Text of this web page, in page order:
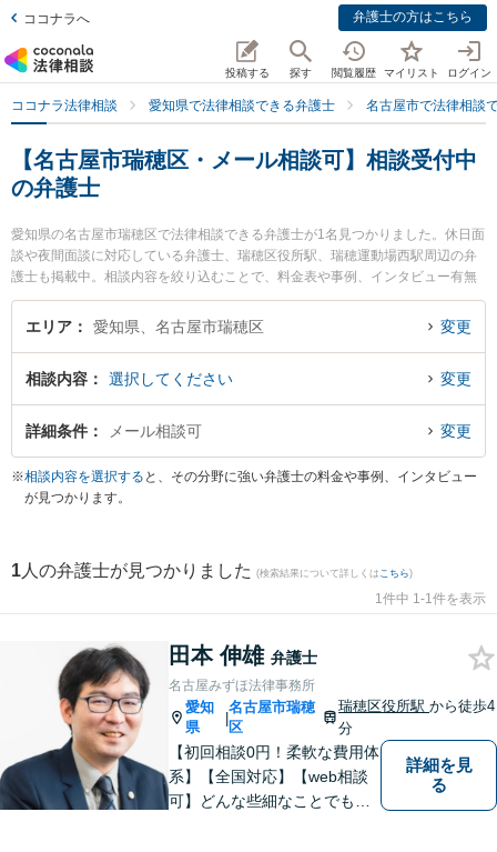
ココナラへ 弁護士の方はこちら
投稿する 探す 閲覧履歴 マイリスト ログイン
ココナラ法律相談 愛知県で法律相談できる弁護士 名古屋市で法律相談
【名古屋市瑞穂区・メール相談可】相談受付中
の弁護士
愛知県の名古屋市瑞穂区で法律相談できる弁護士が1名見つかりました。休日面
談や夜間面談に対応している弁護士、瑞穂区役所駅、瑞穂運動場西駅周辺の弁
護士も掲載中。相談内容を絞り込むことで、料金表や事例、インタビュー有無
が表示できます。特に名古屋みずほ法律事務所の田本 伸雄弁護士のプロフィー
ル情報や弁護士費用、強みなどが注目されています。離婚や相続、交通事故か
に発生した不倫慰謝料トラブルを今すぐに弁護士に相談したい』『交通事故の
過失割合や後遺障害のトラブル解決の実績豊富な近くの弁護士を検索したい』
『初回相談無料で自己破産や債務整理を法律相談できる名古屋市瑞穂区内の弁
エリア 愛知県、名古屋市瑞穂区 変更
相談内容 選択してください 変更
詳細条件 メール相談可 変更
※相談内容を選択する と、その分野に強い弁護士の料金や事例、インタビュー
が見つかります。
1 人の弁護士が見つかりました (検索結果について詳しくは こちら)
1件中 1-1件を表示
田本 伸雄 弁護士
名古屋みずほ法律事務所
愛知
県
|
名古屋市瑞穂
区
瑞穂区役所駅から徒歩4
分
【初回相談0円！柔軟な費用体
系】【全国対応】【web相談
可】どんな些細なことでもお
詳細を見
る